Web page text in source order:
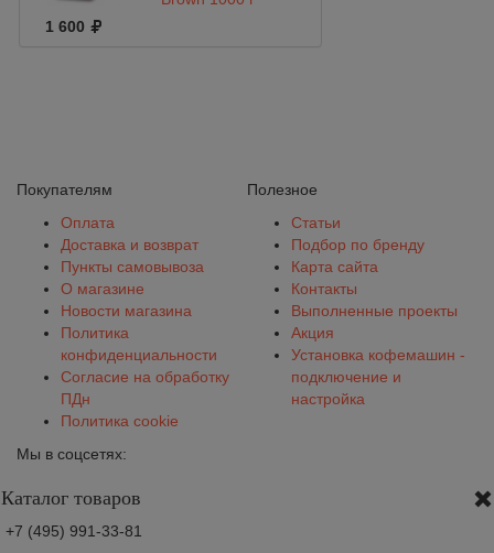
1 600
Покупателям
Оплата
Доставка и возврат
Пункты самовывоза
О магазине
Новости магазина
Политика
конфиденциальности
Согласие на обработку
ПДн
Политика cookie
Полезное
Статьи
Подбор по бренду
Карта сайта
Контакты
Выполненные проекты
Акция
Установка кофемашин -
подключение и
настройка
Мы в соцсетях:
Каталог товаров
+7 (495) 991-33-81